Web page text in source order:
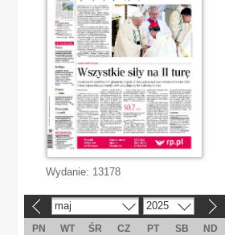
Wydanie: 13178
maj 2025
PN WT ŚR CZ PT SB
ND